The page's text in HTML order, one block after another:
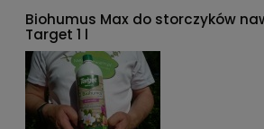
Biohumus Max do storczyków
Target 1 l